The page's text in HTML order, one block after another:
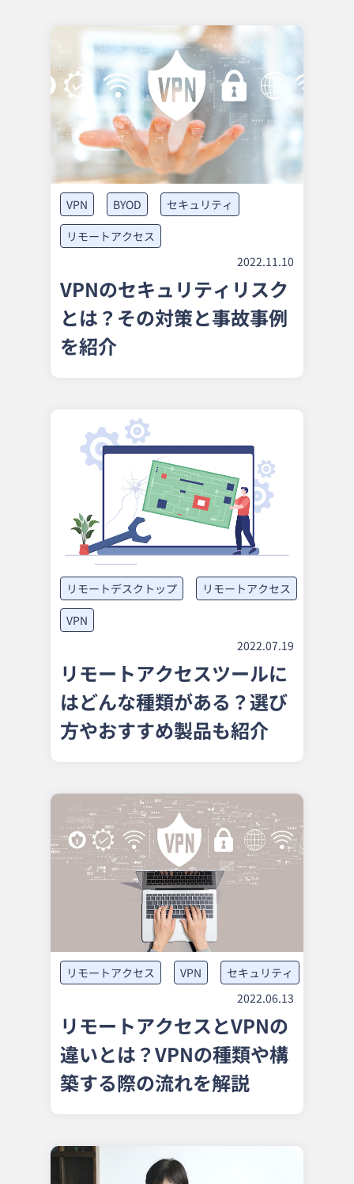
VPN BYOD
セキュリティ
リモートアクセス
2022.11.10
VPNのセキュリティリスク
とは？その対策と事故事例
を紹介
リモートデスクトップ
リモートアクセス
VPN
2022.07.19
リモートアクセスツールに
はどんな種類がある？選び
方やおすすめ製品も紹介
リモートアクセス VPN
セキュリティ
2022.06.13
リモートアクセスとVPNの
違いとは？VPNの種類や構
築する際の流れを解説